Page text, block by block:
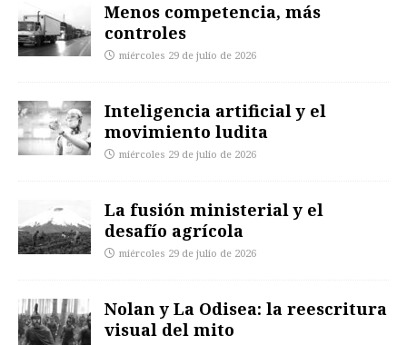
Menos competencia, más
controles
miércoles 29 de julio de 2026
Inteligencia artificial y el
movimiento ludita
miércoles 29 de julio de 2026
La fusión ministerial y el
desafío agrícola
miércoles 29 de julio de 2026
Nolan y La Odisea: la reescritura
visual del mito